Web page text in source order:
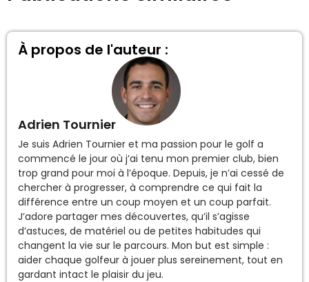
À propos de l'auteur :
Adrien Tournier
Je suis Adrien Tournier et ma passion pour le golf a
commencé le jour où j’ai tenu mon premier club, bien
trop grand pour moi à l’époque. Depuis, je n’ai cessé de
chercher à progresser, à comprendre ce qui fait la
différence entre un coup moyen et un coup parfait.
J’adore partager mes découvertes, qu’il s’agisse
d’astuces, de matériel ou de petites habitudes qui
changent la vie sur le parcours. Mon but est simple :
aider chaque golfeur à jouer plus sereinement, tout en
gardant intact le plaisir du jeu.